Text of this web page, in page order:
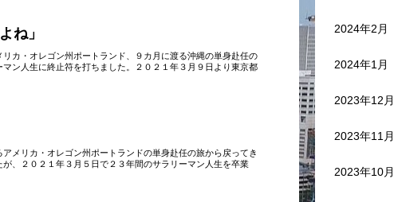
ね」
カ・オレゴン州ポートランド、９カ月に渡る沖縄の単身赴任の
ン人生に終止符を打ちました。２０２１年３月９日より東京都
メリカ・オレゴン州ポートランドの単身赴任の旅から戻ってき
、２０２１年３月５日で２３年間のサラリーマン人生を卒業
2024年2月
2024年1月
2023年12月
2023年11月
2023年10月